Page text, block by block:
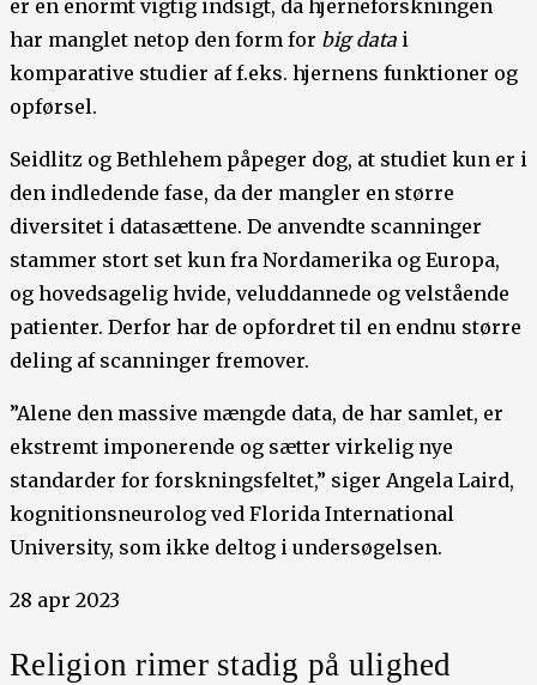
er en enormt vigtig indsigt, da hjerneforskningen
har manglet netop den form for big data i
komparative studier af f.eks. hjernens funktioner og
opførsel.
Seidlitz og Bethlehem påpeger dog, at studiet kun er i
den indledende fase, da der mangler en større
diversitet i datasættene. De anvendte scanninger
stammer stort set kun fra Nordamerika og Europa,
og hovedsagelig hvide, veluddannede og velstående
patienter. Derfor har de opfordret til en endnu større
deling af scanninger fremover.
”Alene den massive mængde data, de har samlet, er
ekstremt imponerende og sætter virkelig nye
standarder for forskningsfeltet,” siger Angela Laird,
kognitionsneurolog ved Florida International
University, som ikke deltog i undersøgelsen.
28 apr 2023
Religion rimer stadig på ulighed